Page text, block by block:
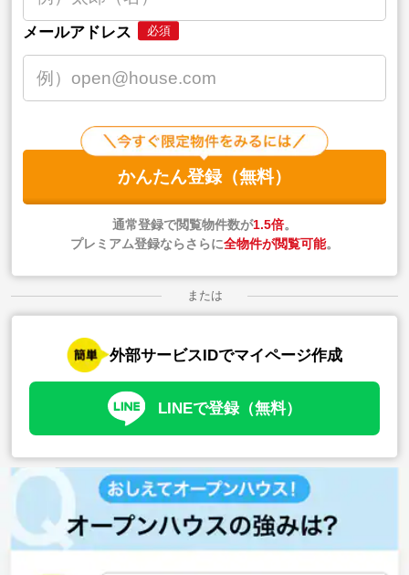
メールアドレス 必須
かんたん登録（無料）
通常登録で閲覧物件数が1.5倍。
プレミアム登録ならさらに全物件が閲覧可能。
または
外部サービスIDでマイページ作成
LINEで登録（無料）